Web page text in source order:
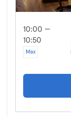
10:00 —
10:50
Max